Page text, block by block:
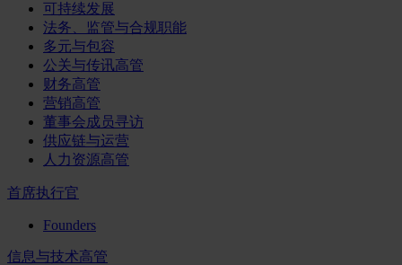
可持续发展
法务、监管与合规职能
多元与包容
公关与传讯高管
财务高管
营销高管
董事会成员寻访
供应链与运营
人力资源高管
首席执行官
Founders
信息与技术高管